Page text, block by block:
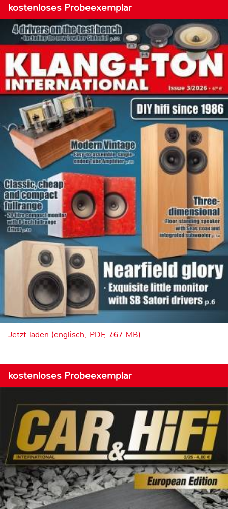
kostenloses Probeexemplar
Jetzt laden (englisch, PDF, 7.67 MB)
kostenloses Probeexemplar